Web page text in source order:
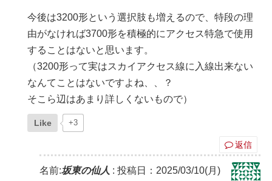
今後は3200形という選択肢も増えるので、特段の理
由がなければ3700形を積極的にアクセス特急で使用
することはないと思います。
（3200形って実はスカイアクセス線に入線出来ない
なんてことはないですよね、、？
そこら辺はあまり詳しくないもので）
Like +3
返信
名前:坂東の仙人 : 投稿日：2025/03/10(月)